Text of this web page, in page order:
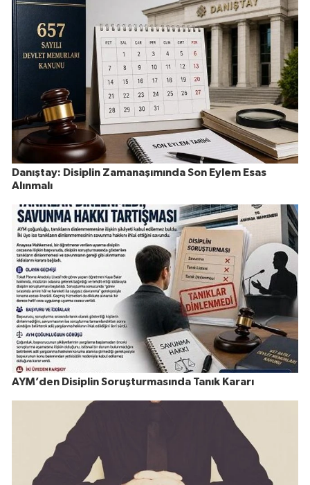
Danıştay: Disiplin Zamanaşımında Son Eylem Esas
Alınmalı
AYM’den Disiplin Soruşturmasında Tanık Kararı